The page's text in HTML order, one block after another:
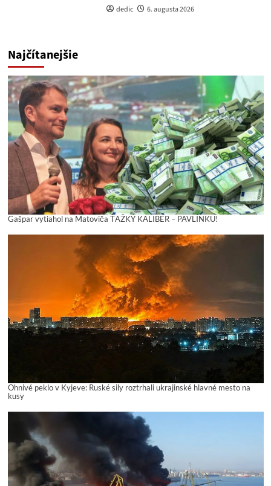
dedic 6. augusta 2026
Najčítanejšie
Gašpar vytiahol na Matoviča ŤAŽKÝ KALIBER – PAVLÍNKU!
Ohnivé peklo v Kyjeve: Ruské sily roztrhali ukrajinské hlavné mesto na
kusy